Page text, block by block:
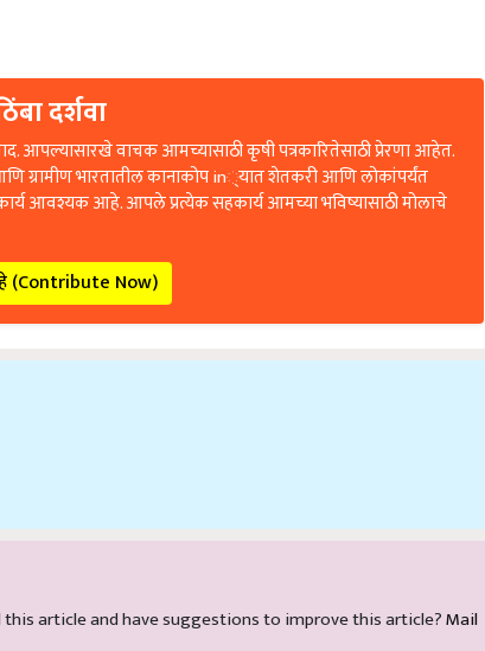
दर्शवा
आपल्यासारखे वाचक आमच्यासाठी कृषी पत्रकारितेसाठी प्रेरणा आहेत.
ग्रामीण भारतातील कानाकोप in्यात शेतकरी आणि लोकांपर्यंत
आवश्यक आहे. आपले प्रत्येक सहकार्य आमच्या भविष्यासाठी मोलाचे
Now)
this article and have suggestions to improve this article? Mail